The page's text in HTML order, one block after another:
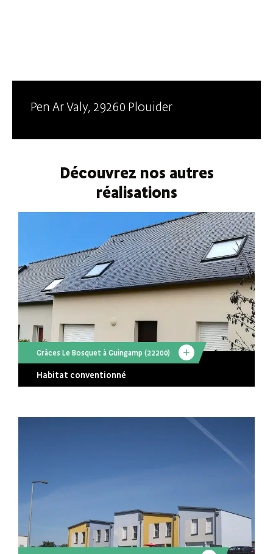
Pen Ar Valy, 29260 Plouider
Découvrez nos autres
réalisations
Grâces Le Bosquet à Guingamp (22200)
Habitat conventionné